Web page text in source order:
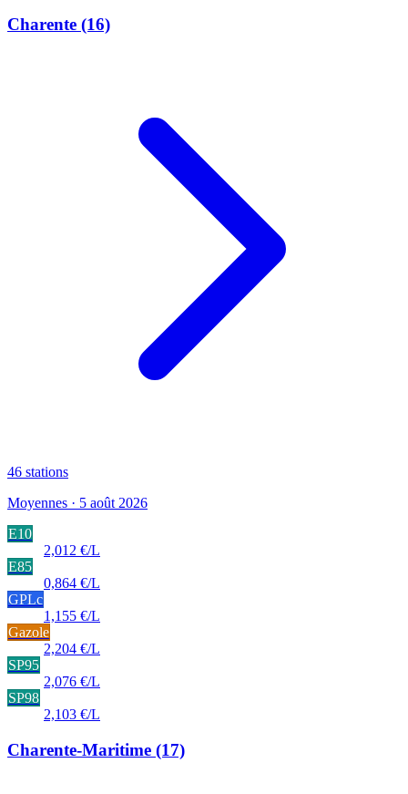
Charente (16)
46 stations
Moyennes · 5 août 2026
E10
2,012 €/L
E85
0,864 €/L
GPLc
1,155 €/L
Gazole
2,204 €/L
SP95
2,076 €/L
SP98
2,103 €/L
Charente-Maritime (17)